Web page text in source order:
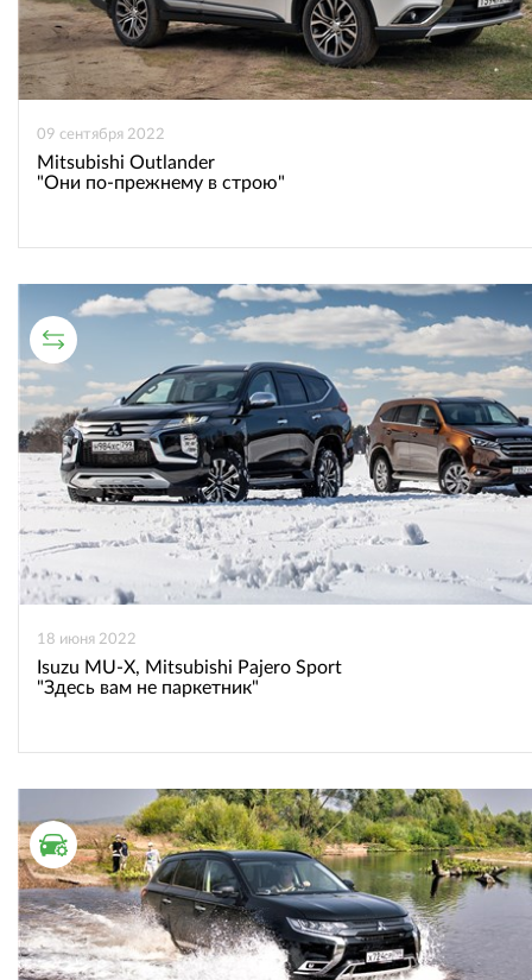
09 сентября 2022
Mitsubishi Outlander
"Они по-прежнему в строю"
СРАВНИТЕЛЬНЫЙ ТЕСТ
18 июня 2022
Isuzu MU-X, Mitsubishi Pajero Sport
"Здесь вам не паркетник"
ТЕСТ ДРАЙВ